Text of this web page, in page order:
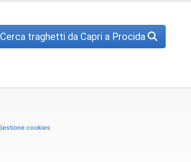
Cerca traghetti da Capri a Procida
cookies